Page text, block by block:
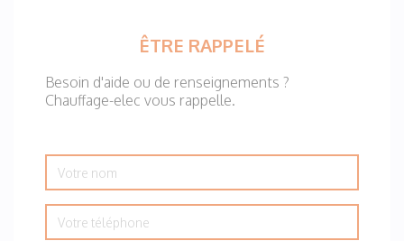
ÊTRE RAPPELÉ
Besoin d'aide ou de renseignements ?
Chauffage-elec vous rappelle.
nom
téléphone